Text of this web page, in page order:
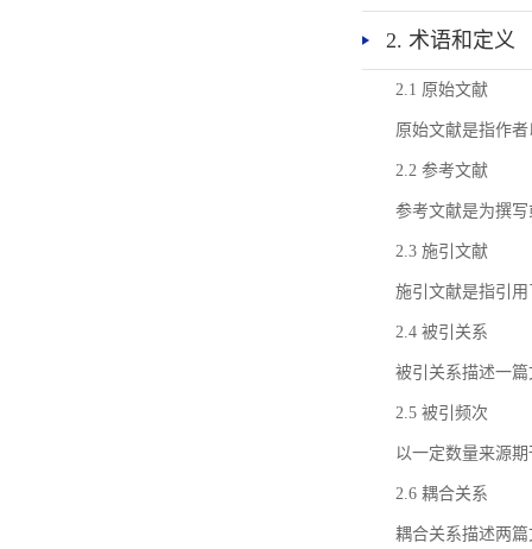
2. 术语和定义
2.1 原始文献
原始文献是指作
2.2 参考文献
参考文献是为撰
2.3 施引文献
施引文献是指引
2.4 被引关系
被引关系描述一
2.5 被引频次
以一定数量来源
2.6 耦合关系
耦合关系描述两